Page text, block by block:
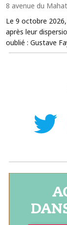
8 avenue du
Le 9 octobre
après leur
oublié : Gustave